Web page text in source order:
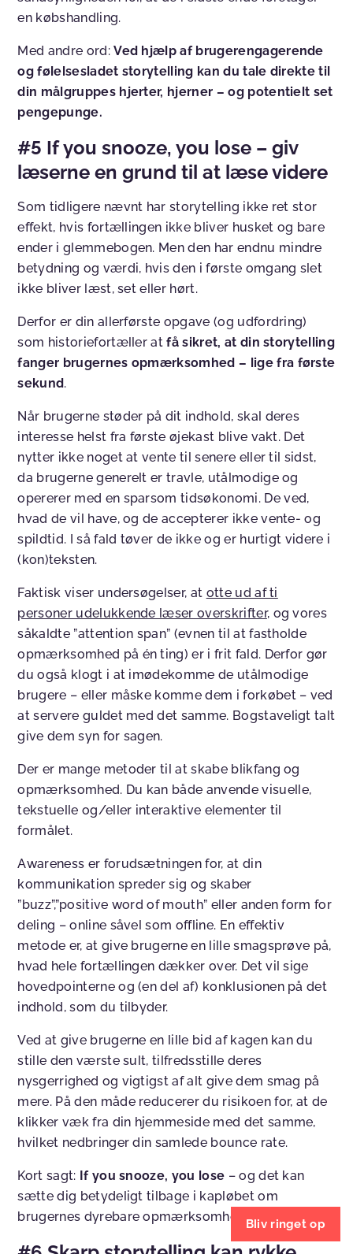
en købshandling.
Med andre ord:Ved hjælp af brugerengagerende
og følelsesladet storytelling kan du tale direkte til
din målgruppes hjerter, hjerner – og potentielt set
pengepunge.
#5 If you snooze, you lose – giv
læserne en grund til at læse videre
Som tidligere nævnt har storytelling ikke ret stor
effekt, hvis fortællingen ikke bliver husket og bare
ender i glemmebogen. Men den har endnu mindre
betydning og værdi, hvis den i første omgang slet
ikke bliver læst, set eller hørt.
Derfor er din allerførste opgave (og udfordring)
som historiefortæller atfå sikret, at din storytelling
fanger brugernes opmærksomhed – lige fra første
sekund .
Når brugerne støder på dit indhold, skal deres
interesse helst fra første øjekast blive vakt. Det
nytter ikke noget at vente til senere eller til sidst,
da brugerne generelt er travle, utålmodige og
opererer med en sparsom tidsøkonomi. De ved,
hvad de vil have, og de accepterer ikke vente- og
spildtid. I så fald tøver de ikke og er hurtigt videre i
(kon)teksten.
Faktisk viser undersøgelser, at otte ud af ti
personer udelukkende læser overskrifter, og vores
såkaldte ”attention span” (evnen til at fastholde
opmærksomhed på én ting) er i frit fald. Derfor gør
du også klogt i at imødekomme de utålmodige
brugere – eller måske komme dem i forkøbet – ved
at servere guldet med det samme. Bogstaveligt talt
give dem syn for sagen.
Der er mange metoder til at skabe blikfang og
opmærksomhed. Du kan både anvende visuelle,
tekstuelle og/eller interaktive elementer til
formålet.
Awareness er forudsætningen for, at din
kommunikation spreder sig og skaber
”buzz”,”positive word of mouth” eller anden form for
deling – online såvel som offline. En effektiv
metode er, at give brugerne en lille smagsprøve på,
hvad hele fortællingen dækker over. Det vil sige
hovedpointerne og (en del af) konklusionen på det
indhold, som du tilbyder.
Ved at give brugerne en lille bid af kagen kan du
stille den værste sult, tilfredsstille deres
nysgerrighed og vigtigst af alt give dem smag på
mere. På den måde reducerer du risikoen for, at de
klikker væk fra din hjemmeside med det samme,
hvilket nedbringer din samlede bounce rate.
Kort sagt: If you snooze, you lose – og det kan
sætte dig betydeligt tilbage i kapløbet om
brugernes dyrebare opmærksomhed.Bliv ringet op